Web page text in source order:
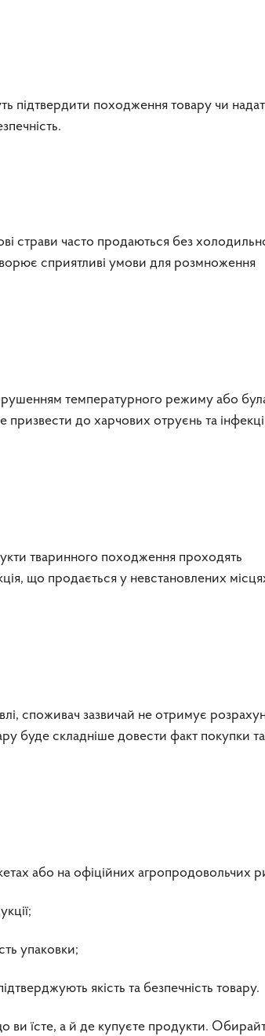
підтвердити походження товару чи
страви часто продаються без
сприятливі умови для розмноження
температурного режиму або
до харчових отруєнь та
тваринного походження проходять
що продається у невстановлених
споживач зазвичай не отримує
буде складніше довести факт покупки та
або на офіційних агропродовольчих
упаковки;
якість та безпечність товару.
ви їсте, а й де купуєте продукти.